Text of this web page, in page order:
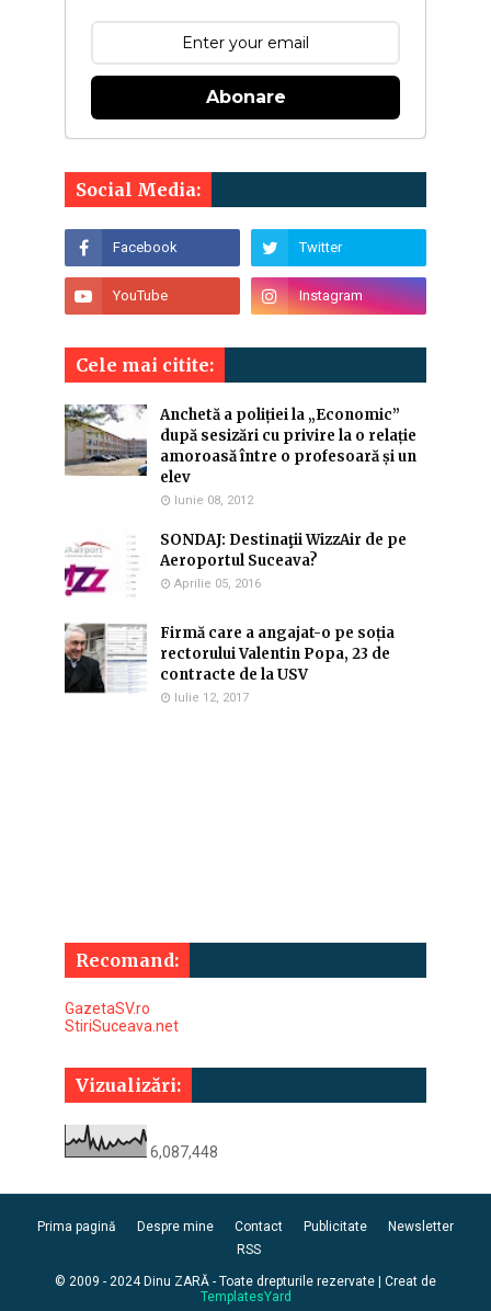
Abonare
Social Media:
Cele mai citite:
Anchetă a poliției la „Economic”
după sesizări cu privire la o relație
amoroasă între o profesoară și un
elev
Iunie 08, 2012
SONDAJ: Destinaţii WizzAir de pe
Aeroportul Suceava?
Aprilie 05, 2016
Firmă care a angajat-o pe soția
rectorului Valentin Popa, 23 de
contracte de la USV
Iulie 12, 2017
Recomand:
GazetaSV.ro
StiriSuceava.net
Vizualizări:
6,087,448
Prima pagină Despre mine Contact Publicitate
Newsletter
RSS
© 2009 - 2024 Dinu ZARĂ - Toate drepturile rezervate | Creat de
TemplatesYard